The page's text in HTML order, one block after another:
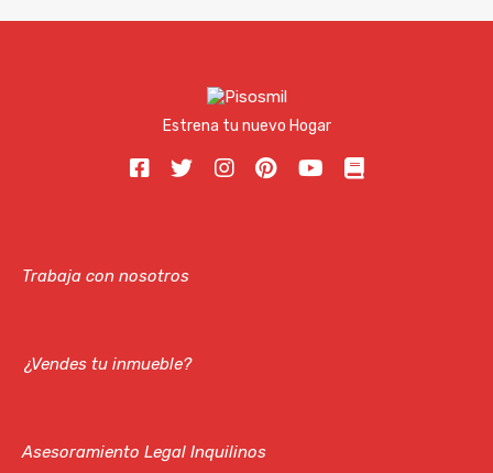
Estrena tu nuevo Hogar
Trabaja con nosotros
¿Vendes tu inmueble?
Asesoramiento Legal Inquilinos